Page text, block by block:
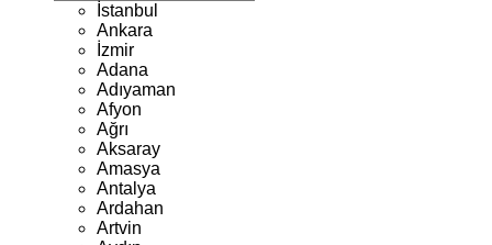
İstanbul
Ankara
İzmir
Adana
Adıyaman
Afyon
Ağrı
Aksaray
Amasya
Antalya
Ardahan
Artvin